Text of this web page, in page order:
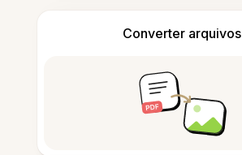
Converter arquivos